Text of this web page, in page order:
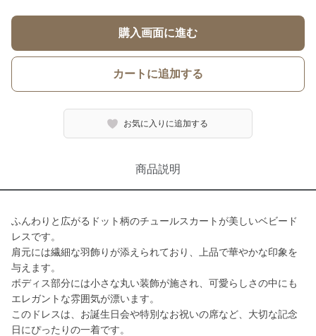
購入画面に進む
カートに追加する
お気に入りに追加する
商品説明
ふんわりと広がるドット柄のチュールスカートが美しいベビード
レスです。
肩元には繊細な羽飾りが添えられており、上品で華やかな印象を
与えます。
ボディス部分には小さな丸い装飾が施され、可愛らしさの中にも
エレガントな雰囲気が漂います。
このドレスは、お誕生日会や特別なお祝いの席など、大切な記念
日にぴったりの一着です。